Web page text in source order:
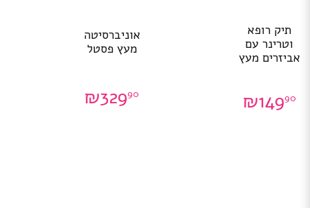
תיק רופא
וטרינר עם
אביזרים מעץ
₪14990
אוניברסיטה
מעץ פסטל
₪32990